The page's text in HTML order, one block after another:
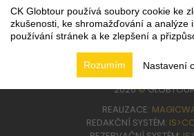
2026©
REALIZACE:
REDAKČNÍ SYSTÉM:
CK Globtour používá soubory cookie ke
zkušenosti, ke shromažďování a analýze
používání stránek a ke zlepšení a
Nastavení
Rozumím